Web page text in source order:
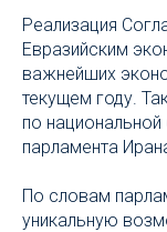
Реализация
Евразийским
важнейших
текущем году.
по
парламента
По словам
уникальную